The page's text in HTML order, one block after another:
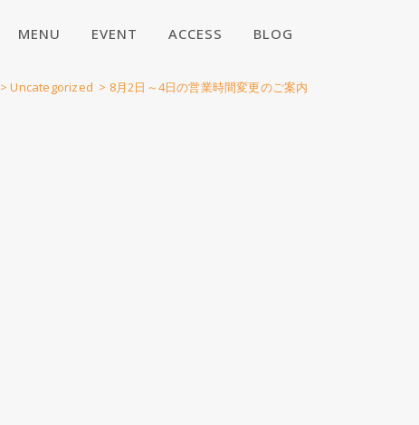
MENU EVENT ACCESS BLOG
>Uncategorized > 8月2日～4日の営業時間変更のご案内